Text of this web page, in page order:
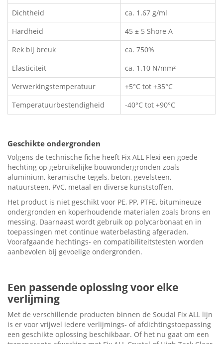
Dichtheid
ca. 1.67 g/ml
Hardheid
45 ± 5 Shore A
Rek bij breuk
ca. 750%
Elasticiteit
ca. 1.10 N/mm²
Verwerkingstemperatuur
+5°C tot +35°C
Temperatuurbestendigheid
-40°C tot +90°C
Geschikte ondergronden
Volgens de technische fiche heeft Fix ALL Flexi een goede
hechting op gebruikelijke bouwondergronden zoals
aluminium, keramische tegels, beton, gevelsteen,
natuursteen, PVC, metaal en diverse kunststoffen.
Het product is niet geschikt voor PE, PP, PTFE, bitumineuze
ondergronden en koperhoudende materialen zoals brons en
messing. Daarnaast wordt gebruik op polycarbonaat en in
toepassingen met continue waterbelasting afgeraden.
Voorafgaande hechtings- en compatibiliteitstesten worden
aanbevolen bij gevoelige ondergronden.
Een passende oplossing voor elke
verlijming
Met de verschillende producten binnen de Soudal Fix ALL lijn
is er voor vrijwel iedere verlijmings- of afdichtingstoepassing
een geschikte oplossing beschikbaar. Of het nu gaat om een